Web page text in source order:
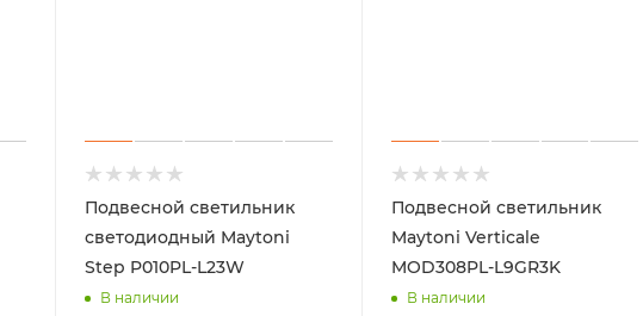
Подвесной светильник
светодиодный Maytoni
Step P010PL-L23W
В наличии
Подвесной светильник
Maytoni Verticale
MOD308PL-L9GR3K
В наличии